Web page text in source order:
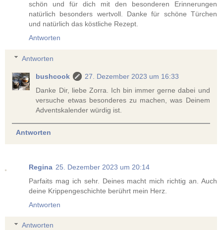
schön und für dich mit den besonderen Erinnerungen
natürlich besonders wertvoll. Danke für schöne Türchen
und natürlich das köstliche Rezept.
Antworten
Antworten
bushcook
27. Dezember 2023 um 16:33
Danke Dir, liebe Zorra. Ich bin immer gerne dabei und
versuche etwas besonderes zu machen, was Deinem
Adventskalender würdig ist.
Antworten
Regina 25. Dezember 2023 um 20:14
Parfaits mag ich sehr. Deines macht mich richtig an. Auch
deine Krippengeschichte berührt mein Herz.
Antworten
Antworten